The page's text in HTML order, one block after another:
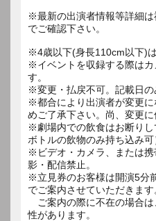
※最新の出演者情報等詳細
でご確認下さい。
※4歳以下(身長110cm以下)は
※イベントを収録する際はカ
す。
※変更・払戻不可。記載日の
※都合により出演者が変更
めご了承下さい。尚、変更に
※劇場内での飲食はお断りし
ボトルの飲物のみ持ち込み可
※ビデオ・カメラ、または
影・配信禁止。
※立見券のお客様は開演5分
でご案内させていただきます
ご案内の際に不在の場合
性があります。